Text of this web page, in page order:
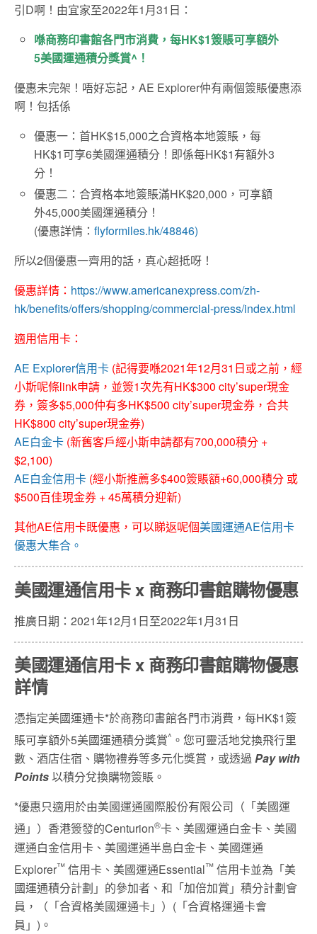
引D啊！由宜家至2022年1月31日：
喺商務印書館各門市消費，每HK$1簽賬可享額外
5美國運通積分獎賞^！
優惠未完架！唔好忘記，AE Explorer仲有兩個簽賬優惠添
啊！包括係
優惠一：首HK$15,000之合資格本地簽賬，每
HK$1可享6美國運通積分！即係每HK$1有額外3
分！
優惠二：合資格本地簽賬滿HK$20,000，可享額
外45,000美國運通積分！
(優惠詳情：flyformiles.hk/48846)
所以2個優惠一齊用的話，真心超抵呀！
優惠詳情： https://www.americanexpress.com/zh-
hk/benefits/offers/shopping/commercial-press/index.html
適用信用卡：
AE Explorer信用卡 (記得要喺2021年12月31日或之前，經
小斯呢條link申請，並簽1次先有HK$300 city’super現金
券，簽多$5,000仲有多HK$500 city’super現金券，合共
HK$800 city’super現金券)
AE白金卡 (新舊客戶經小斯申請都有700,000積分 +
$2,100)
AE白金信用卡 (經小斯推薦多$400簽賬額+60,000積分 或
$500百佳現金券 + 45萬積分迎新)
其他AE信用卡既優惠，可以睇返呢個美國運通AE信用卡
優惠大集合。
美國運通信用卡 x 商務印書館購物優惠
推廣日期：2021年12月1日至2022年1月31日
美國運通信用卡 x 商務印書館購物優惠
詳情
憑指定美國運通卡*於商務印書館各門市消費，每HK$1簽
賬可享額外5美國運通積分獎賞^ 。您可靈活地兌換飛行里
數、酒店住宿、購物禮券等多元化獎賞，或透過 Pay with
Points以積分兌換購物簽賬。
*優惠只適用於由美國運通國際股份有限公司（「美國運
通」）香港簽發的Centurion®卡、美國運通白金卡、美國
運通白金信用卡、美國運通半島白金卡、美國運通
Explorer™ 信用卡、美國運通Essential™ 信用卡並為「美
國運通積分計劃」的參加者、和「加倍加賞」積分計劃會
員，（「合資格美國運通卡」）(「合資格運通卡會
員」)。